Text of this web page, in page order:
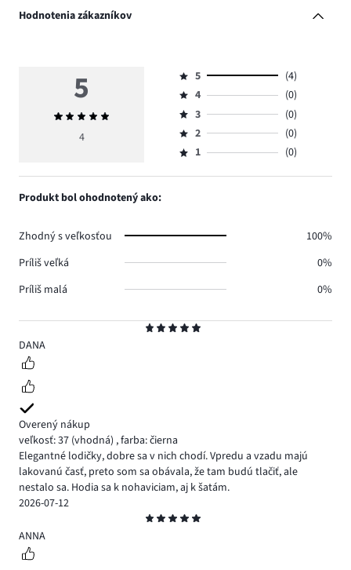
Hodnotenia zákazníkov
5
DANA
Overený nákup
veľkosť: 37 (vhodná) ,farba: čierna
Elegantné lodičky, dobre sa v nich chodí. Vpredu a vzadu majú
lakovanú časť, preto som sa obávala, že tam budú tlačiť, ale
nestalo sa. Hodia sa k nohaviciam, aj k šatám.
2026-07-12
5
ANNA
5
Priemerné
hodnotenie
4
Hodnotenie
5,
počet
hlasov
4.
5
(4)
Hodnotenie
4,
počet
hlasov
4
(0)
Hodnotenie
3,
počet
3
(0)
Hodnotenie
2,
2
(0)
Hodnotenie
1,
1 (0)
Produkt bol ohodnotený ako:
Zhodný s veľkosťou
100%
Príliš veľká
0%
Príliš malá
0%